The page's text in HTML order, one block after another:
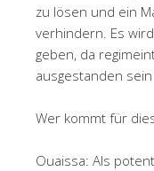
zu lösen und ein
verhindern. Es
geben, da
ausgestanden
Wer kommt für
Ouaissa: Als